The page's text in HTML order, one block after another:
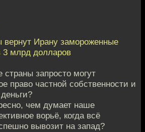
вернут Ирану замороженные
3 млрд долларов
запросто могут
право частной собственности и
чем думает наше
ворьё, когда всё
вывозит на запад?